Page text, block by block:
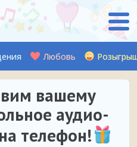
Любовь
вашему
аудио-
телефон!